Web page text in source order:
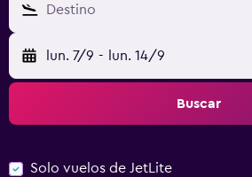
Destino
lun. 7/9 - lun. 14/9
Buscar
Solo vuelos de JetLite